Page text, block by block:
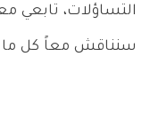
التساؤلات، تابعي
سنناقش معاً كل ما